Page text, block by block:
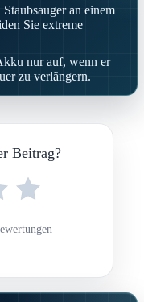
an einem
Sie extreme
nur auf, wenn er
zu verlängern.
Beitrag?